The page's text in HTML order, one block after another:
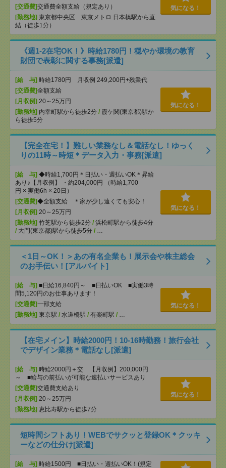
[交通費]交通費全額支給（規定あり）
[勤務地] 東京都中央区 東京メトロ 日本橋駅から直
結（徒歩1分）
気になる！
《週1-2在宅OK！》時給1780円！穏やか環境の教育
財団で表彰に関する事務[派遣]
[給 与] 時給1780円 月収例 249,200円+残業代
[交通費]全額支給
[月収例] 20～25万円
[勤務地] 内幸町駅から徒歩2分 / 霞ケ関(東京都)駅か
ら徒歩5分
気になる！
【完全在宅！】難しい業務なし＆電話なし！ゆっく
りの11時～時短＊データ入力・事務[派遣]
[給 与] ◆時給1,700円＊日払い・週払いOK＊昇給
あり♪【月収例】 ・約204,000円 （時給1,700
円 × 実働6h × 20日）
[交通費]◆全額支給 ＊家が少し遠くても安心！
[月収例] 20～25万円
[勤務地] 竹芝駅から徒歩2分 / 浜松町駅から徒歩4分
/ 大門(東京都)駅から徒歩5分 / …
気になる！
＜1日～OK！＞あの有名企業も！展示会や株主総会
のお手伝い！[アルバイト]
[給 与] ■日給16,840円～ ■日払いOK ■実働3時
間5,120円のお仕事あります！
[交通費]一部支給
[勤務地] 東京駅 / 水道橋駅 / 有楽町駅 / …
気になる！
【在宅メイン】時給2000円！10-16時勤務！旅行会社
でデザイン業務＊電話なし[派遣]
[給 与] 時給2000円＋交 【月収例】200,000円
～ ■給与の前払いが可能な速払いサービスあり
[交通費]交通費支給あり
[月収例] 20～25万円
[勤務地] 恵比寿駅から徒歩7分
気になる！
短時間シフトあり！WEBでサクッと登録OK＊クッキ
ーなどの仕分け[派遣]
[給 与] 時給1500円 ■日払い・週払いOK！(規定